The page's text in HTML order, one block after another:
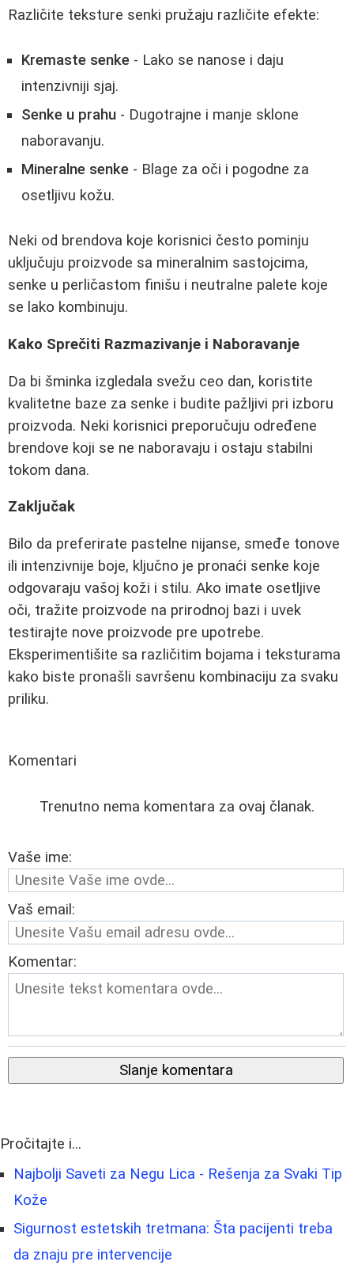
Različite teksture senki pružaju različite efekte:
Kremaste senke - Lako se nanose i daju
intenzivniji sjaj.
Senke u prahu - Dugotrajne i manje sklone
naboravanju.
Mineralne senke - Blage za oči i pogodne za
osetljivu kožu.
Neki od brendova koje korisnici često pominju
uključuju proizvode sa mineralnim sastojcima,
senke u perličastom finišu i neutralne palete koje
se lako kombinuju.
Kako Sprečiti Razmazivanje i Naboravanje
Da bi šminka izgledala svežu ceo dan, koristite
kvalitetne baze za senke i budite pažljivi pri izboru
proizvoda. Neki korisnici preporučuju određene
brendove koji se ne naboravaju i ostaju stabilni
tokom dana.
Zaključak
Bilo da preferirate pastelne nijanse, smeđe tonove
ili intenzivnije boje, ključno je pronaći senke koje
odgovaraju vašoj koži i stilu. Ako imate osetljive
oči, tražite proizvode na prirodnoj bazi i uvek
testirajte nove proizvode pre upotrebe.
Eksperimentišite sa različitim bojama i teksturama
kako biste pronašli savršenu kombinaciju za svaku
priliku.
Komentari
Trenutno nema komentara za ovaj članak.
Vaše ime:
Vaš email:
Komentar:
Slanje komentara
Pročitajte i...
Najbolji Saveti za Negu Lica - Rešenja za Svaki Tip
Kože
Sigurnost estetskih tretmana: Šta pacijenti treba
da znaju pre intervencije